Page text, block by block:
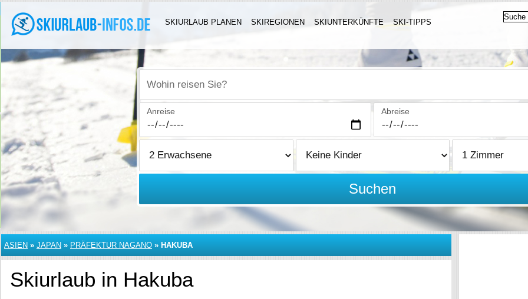
SKIURLAUB PLANEN SKIREGIONEN SKIUNTERKÜNFTE SKI-TIPPS
Wohin reisen Sie?
Anreise Abreise
Suchen
ASIEN » JAPAN » PRÄFEKTUR NAGANO » HAKUBA
Skiurlaub in Hakuba